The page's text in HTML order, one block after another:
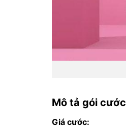
Mô tả gói cước
Giá cước: